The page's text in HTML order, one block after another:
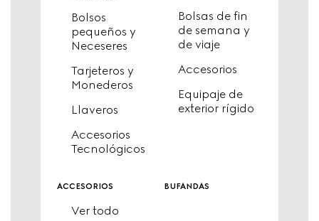
Bolsos
pequeños y
Neceseres
Tarjeteros y
Monederos
Llaveros
Accesorios
Tecnológicos
Bolsas de fin
de semana y
de viaje
Accesorios
Equipaje de
exterior rígido
accesorios
Ver todo
bufandas